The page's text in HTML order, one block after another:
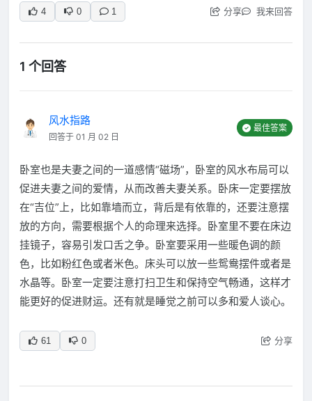
4 0 1 分享 我来回答
1 个回答
风水指路
回答于 01 月 02 日
最佳答案
卧室也是夫妻之间的一道感情“磁场”，卧室的风水布局可以
促进夫妻之间的爱情，从而改善夫妻关系。卧床一定要摆放
在“吉位”上，比如靠墙而立，背后是有依靠的，还要注意摆
放的方向，需要根据个人的命理来选择。卧室里不要在床边
挂镜子，容易引发口舌之争。卧室要采用一些暖色调的颜
色，比如粉红色或者米色。床头可以放一些鸳鸯摆件或者是
水晶等。卧室一定要注意打扫卫生和保持空气畅通，这样才
能更好的促进财运。还有就是睡觉之前可以多和爱人谈心。
61 0 分享